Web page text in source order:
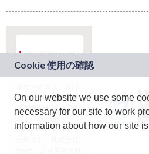
ドコモグループの新
規事業創出プログラ
ム「docomo
STARTUP」を通じて
On our website we use some
necessary for our site to work
information about how our site